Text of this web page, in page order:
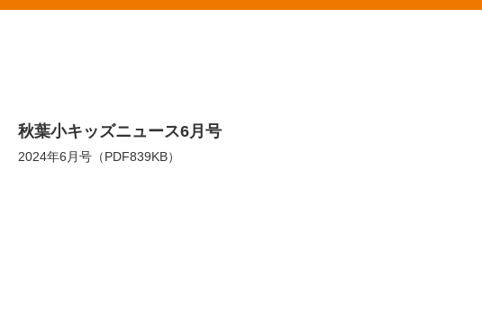
秋葉小キッズニュース6月号
2024年6月号（PDF839KB）